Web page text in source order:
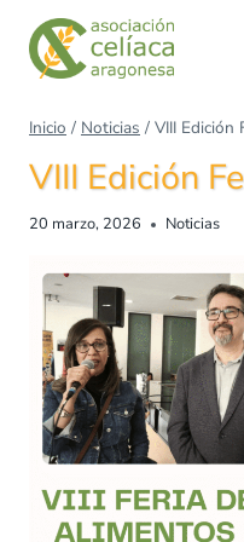
Saltar
contenido
Inicio / Noticias / VIII Edición
VIII Edición
20 marzo, 2026 Noticias